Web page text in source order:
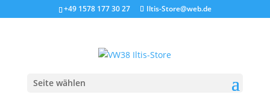
+49 1578 177 30 27 Iltis-Store@web.de
Seite wählen
/Elektrische Komponenten